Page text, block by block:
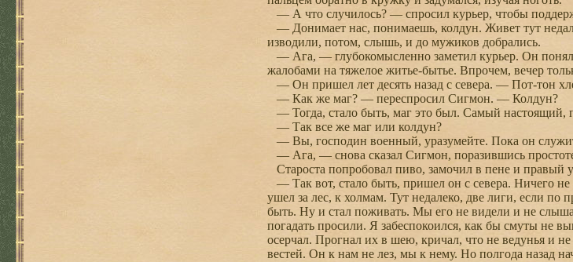
— А что случилось? — спросил курьер, чтобы
— Донимает нас, понимаешь, колдун. Живет тут
изводили, потом, слышь, и до мужиков добрались.
— Ага, — глубокомысленно заметил курьер. Он
жалобами на тяжелое житье-бытье. Впрочем, вечер
— Он пришел лет десять назад с севера. — Пот-тон
— Как же маг? — переспросил Сигмон. — Колдун?
— Тогда, стало быть, маг это был. Самый настоящий,
— Так все же маг или колдун?
— Вы, господин военный, уразумейте. Пока он
— Ага, — снова сказал Сигмон, поразившись
Староста попробовал пиво, замочил в пене и правый
— Так вот, стало быть, пришел он с севера. Ничего не
ушел за лес, к холмам. Тут недалеко, две лиги, если
быть. Ну и стал поживать. Мы его не видели и не
погадать просили. Я забеспокоился, как бы смуты не
осерчал. Прогнал их в шею, кричал, что не ведунья и
вестей. Он к нам не лез, мы к нему. Но полгода назад